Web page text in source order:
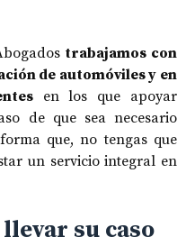
trabajamos con
de automóviles y en
en los que apoyar
de que sea necesario
que, no tengas que
un servicio integral en
su caso